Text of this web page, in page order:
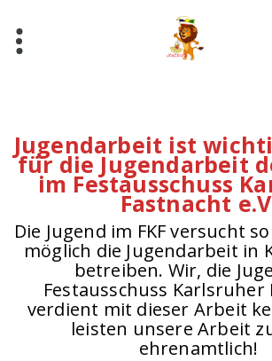
content
Jugendarbeit ist
für die Jugendarbeit
im Festausschuss
Fastnacht
Die Jugend im FKF versucht
möglich die Jugendarbeit in
betreiben. Wir, die
Festausschuss Karlsruher
verdient mit dieser Arbeit
leisten unsere Arbeit
ehrenamtlich!